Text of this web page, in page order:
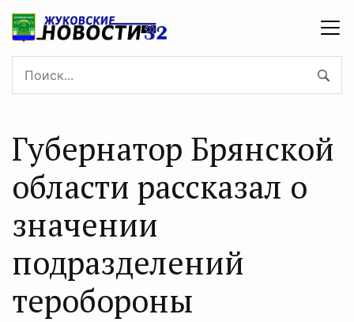
Губернатор Брянской
области рассказал о
значении
подразделений
теробороны